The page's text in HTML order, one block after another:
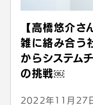
【高橋悠介さ
雑に絡み合う
からシステム
の挑戦￼
2022年11月27